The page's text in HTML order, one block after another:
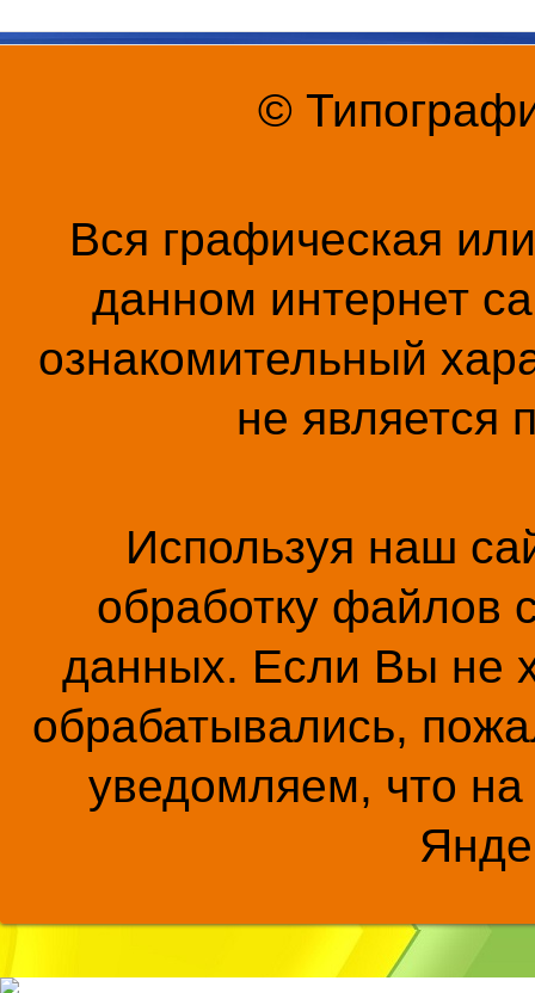
©
Вся графическая
данном интернет
ознакомительный
не является
Используя наш
обработку файлов
данных. Если Вы не
обрабатывались,
уведомляем, что на